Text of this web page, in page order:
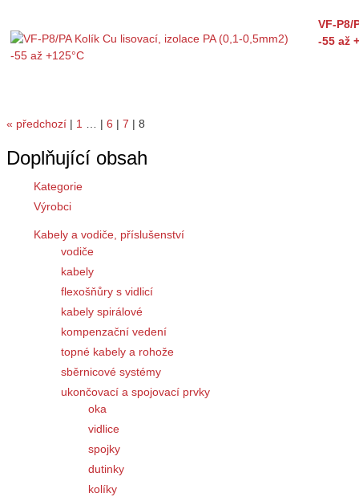
VF-P8/
-55 až
« předchozí | 1 | 6 | 7 | 8
Doplňující obsah
Kategorie
Výrobci
Kabely a vodiče, příslušenství
vodiče
kabely
flexošňůry s vidlicí
kabely spirálové
kompenzační vedení
topné kabely a rohože
sběrnicové systémy
ukončovací a spojovací prvky
oka
vidlice
spojky
dutinky
kolíky